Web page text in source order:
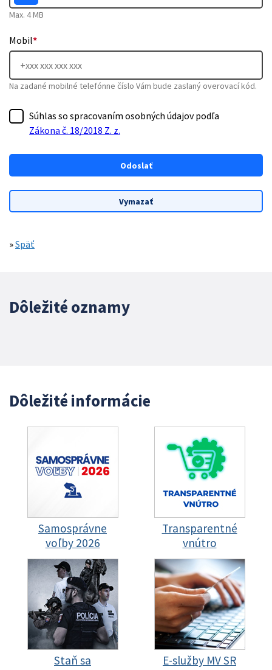
Max. 4 MB
Mobil*
Na zadané mobilné telefónne číslo Vám bude zaslaný overovací kód.
Súhlas so spracovaním osobných údajov podľa
Zákona č. 18/2018 Z. z.
»Späť
Dôležité oznamy
Dôležité informácie
Samosprávne
voľby 2026
Transparentné
vnútro
Staň sa
E-služby MV SR